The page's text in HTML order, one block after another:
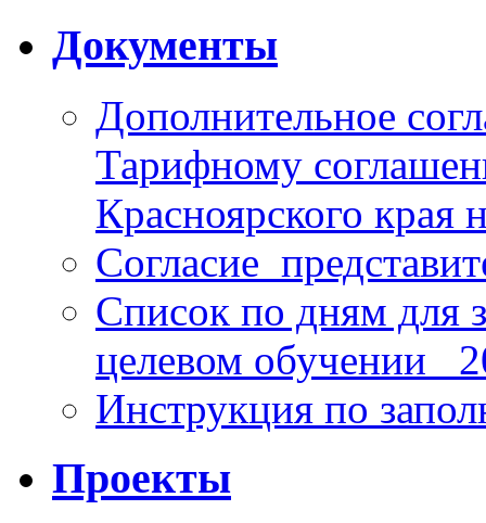
Документы
Дополнительное
Тарифному
Красноярского края
Список по дням для
целевом обучении_
Инструкция по
Проекты